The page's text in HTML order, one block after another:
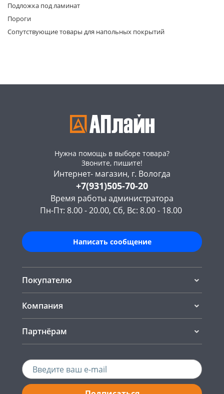
Подложка под ламинат
Пороги
Сопутствующие товары для напольных покрытий
Нужна помощь в выборе товара?
Звоните, пишите!
Интернет- магазин, г. Вологда
+7(931)505-70-20
Время работы администратора
Пн-Пт: 8.00 - 20.00, Сб, Вс: 8.00 - 18.00
Написать сообщение
Покупателю
Компания
Партнёрам